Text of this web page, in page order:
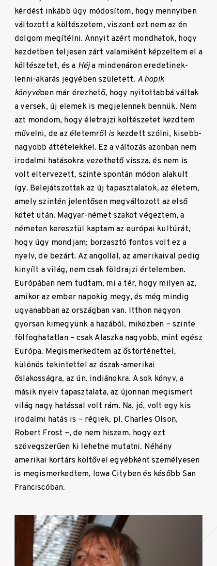
kérdést inkább úgy módosítom, hogy mennyiben
változott a költészetem, viszont ezt nem az én
dolgom megítélni. Annyit azért mondhatok, hogy
kezdetben teljesen zárt valamiként képzeltem el a
költészetet, és a Héja mindenáron eredetinek-
lenni-akarás jegyében született. A hopik
könyvében már érezhető, hogy nyitottabbá váltak
a versek, új elemek is megjelennek bennük. Nem
azt mondom, hogy életrajzi költészetet kezdtem
művelni, de az életemről is kezdett szólni, kisebb-
nagyobb áttételekkel. Ez a változás azonban nem
irodalmi hatásokra vezethető vissza, és nem is
volt eltervezett, szinte spontán módon alakult
így. Belejátszottak az új tapasztalatok, az életem,
amely szintén jelentősen megváltozott az első
kötet után. Magyar-német szakot végeztem, a
németen keresztül kaptam az európai kultúrát,
hogy úgy mondjam; borzasztó fontos volt ez a
nyelv, de bezárt. Az angollal, az amerikaival pedig
kinyílt a világ, nem csak földrajzi értelemben.
Európában nem tudtam, mi a tér, hogy milyen az,
amikor az ember napokig megy, és még mindig
ugyanabban az országban van. Itthon nagyon
gyorsan kimegyünk a hazából, miközben – szinte
fölfoghatatlan – csak Alaszka nagyobb, mint egész
Európa. Megismerkedtem az őstörténettel,
különös tekintettel az észak-amerikai
őslakosságra, az ún. indiánokra. A sok könyv, a
másik nyelv tapasztalata, az újonnan megismert
világ nagy hatással volt rám. Na, jó, volt egy kis
irodalmi hatás is – régiek, pl. Charles Olson,
Robert Frost –, de nem hiszem, hogy ezt
szövegszerűen ki lehetne mutatni. Néhány
amerikai kortárs költővel egyébként személyesen
is megismerkedtem, Iowa Cityben és később San
Franciscóban.